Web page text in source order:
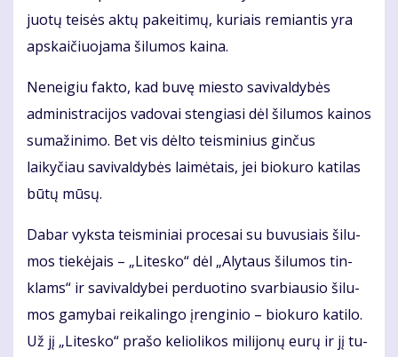
juo­tų tei­sės ak­tų pa­kei­ti­mų, ku­riais re­mian­tis yra
ap­skai­čiuo­ja­ma ši­lu­mos kai­na.
Neneigiu fakto, kad buvę miesto savivaldybės
administracijos vadovai stengiasi dėl šilumos kainos
sumažinimo. Bet vis dėlto teisminius ginčus
laikyčiau savi­valdybės laimėtais, jei biokuro katilas
būtų mūsų.
Da­bar vyks­ta teis­mi­niai pro­ce­sai su bu­vu­siais ši­lu­
mos tie­kė­jais – „Li­tes­ko“ dėl „Aly­taus ši­lu­mos tin­
klams“ ir sa­vi­val­dy­bei per­duo­ti­no svar­biau­sio ši­lu­
mos ga­my­bai rei­ka­lin­go įren­gi­nio – bio­ku­ro ka­ti­lo.
Už jį „Li­tes­ko“ pra­šo ke­lio­li­kos mi­li­jo­nų eu­rų ir jį tu­